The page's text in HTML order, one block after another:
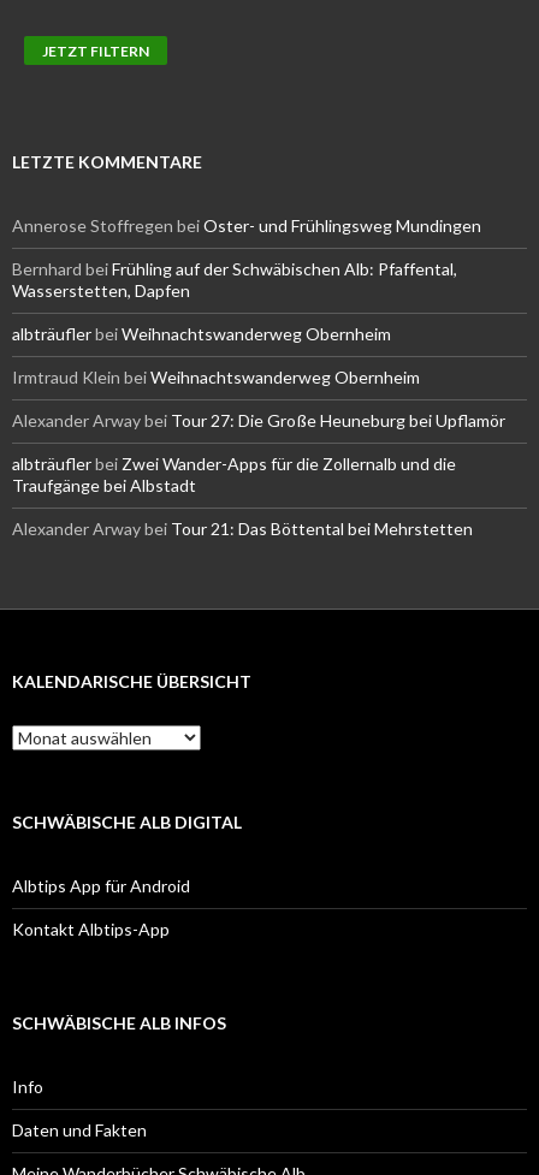
LETZTE KOMMENTARE
Annerose Stoffregen beiOster- und Frühlingsweg Mundingen
Bernhard beiFrühling auf der Schwäbischen Alb: Pfaffental,
Wasserstetten, Dapfen
albträuflerbeiWeihnachtswanderweg Obernheim
Irmtraud Klein beiWeihnachtswanderweg Obernheim
Alexander Arwaybei Tour 27: Die Große Heuneburg bei Upflamör
albträuflerbei Zwei Wander-Apps für die Zollernalb und die
Traufgänge bei Albstadt
Alexander Arwaybei Tour 21: Das Böttental bei Mehrstetten
KALENDARISCHE ÜBERSICHT
Kalendarische
Übersicht
SCHWÄBISCHE ALB DIGITAL
Albtips App für Android
Kontakt Albtips-App
SCHWÄBISCHE ALB INFOS
Info
Daten und Fakten